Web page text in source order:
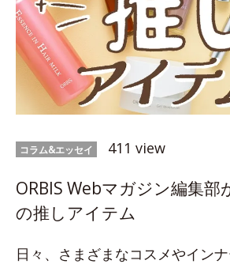
コラム&エッセイ 411 view
ORBIS Webマガジン編集部
の推しアイテム
日々、さまざまなコスメやイン